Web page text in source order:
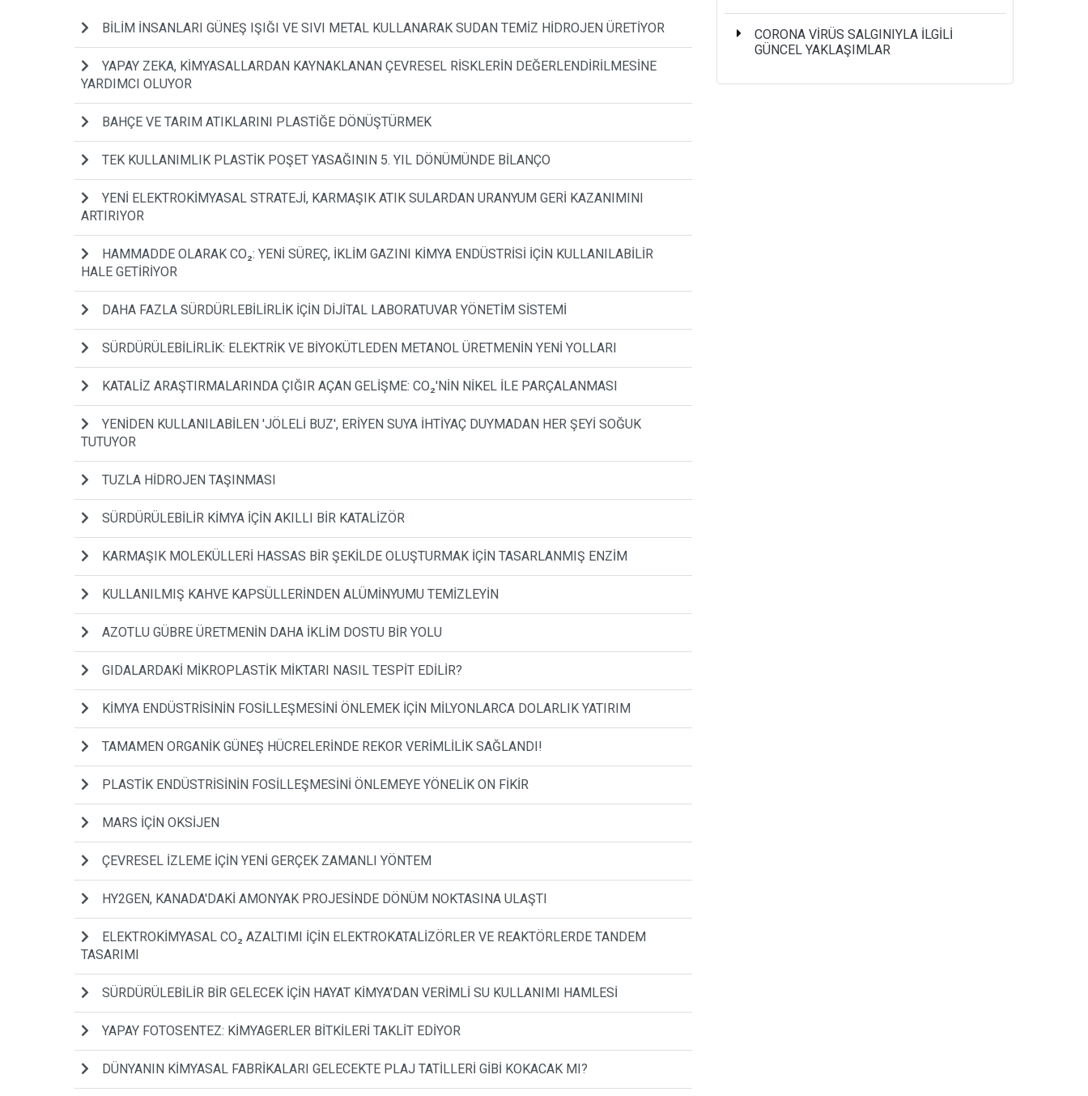
BİLİM İNSANLARI GÜNEŞ IŞIĞI VE SIVI METAL KULLANARAK SUDAN TEMİZ HİDROJEN ÜRETİYOR
YAPAY ZEKA, KİMYASALLARDAN KAYNAKLANAN ÇEVRESEL RİSKLERİN DEĞERLENDİRİLMESİNE
YARDIMCI OLUYOR
BAHÇE VE TARIM ATIKLARINI PLASTİĞE DÖNÜŞTÜRMEK
TEK KULLANIMLIK PLASTİK POŞET YASAĞININ 5. YIL DÖNÜMÜNDE BİLANÇO
YENİ ELEKTROKİMYASAL STRATEJİ, KARMAŞIK ATIK SULARDAN URANYUM GERİ KAZANIMINI
ARTIRIYOR
HAMMADDE OLARAK CO₂: YENİ SÜREÇ, İKLİM GAZINI KİMYA ENDÜSTRİSİ İÇİN KULLANILABİLİR
HALE GETİRİYOR
DAHA FAZLA SÜRDÜRLEBİLİRLİK İÇİN DİJİTAL LABORATUVAR YÖNETİM SİSTEMİ
SÜRDÜRÜLEBİLİRLİK: ELEKTRİK VE BİYOKÜTLEDEN METANOL ÜRETMENİN YENİ YOLLARI
KATALİZ ARAŞTIRMALARINDA ÇIĞIR AÇAN GELİŞME: CO₂'NİN NİKEL İLE PARÇALANMASI
YENİDEN KULLANILABİLEN 'JÖLELİ BUZ', ERİYEN SUYA İHTİYAÇ DUYMADAN HER ŞEYİ SOĞUK
TUTUYOR
TUZLA HİDROJEN TAŞINMASI
SÜRDÜRÜLEBİLİR KİMYA İÇİN AKILLI BİR KATALİZÖR
KARMAŞIK MOLEKÜLLERİ HASSAS BİR ŞEKİLDE OLUŞTURMAK İÇİN TASARLANMIŞ ENZİM
KULLANILMIŞ KAHVE KAPSÜLLERİNDEN ALÜMİNYUMU TEMİZLEYİN
AZOTLU GÜBRE ÜRETMENİN DAHA İKLİM DOSTU BİR YOLU
GIDALARDAKİ MİKROPLASTİK MİKTARI NASIL TESPİT EDİLİR?
KİMYA ENDÜSTRİSİNİN FOSİLLEŞMESİNİ ÖNLEMEK İÇİN MİLYONLARCA DOLARLIK YATIRIM
TAMAMEN ORGANİK GÜNEŞ HÜCRELERİNDE REKOR VERİMLİLİK SAĞLANDI!
PLASTİK ENDÜSTRİSİNİN FOSİLLEŞMESİNİ ÖNLEMEYE YÖNELİK ON FİKİR
MARS İÇİN OKSİJEN
ÇEVRESEL İZLEME İÇİN YENİ GERÇEK ZAMANLI YÖNTEM
HY2GEN, KANADA'DAKİ AMONYAK PROJESİNDE DÖNÜM NOKTASINA ULAŞTI
ELEKTROKİMYASAL CO₂ AZALTIMI İÇİN ELEKTROKATALİZÖRLER VE REAKTÖRLERDE TANDEM
TASARIMI
SÜRDÜRÜLEBİLİR BİR GELECEK İÇİN HAYAT KİMYA’DAN VERİMLİ SU KULLANIMI HAMLESİ
YAPAY FOTOSENTEZ: KİMYAGERLER BİTKİLERİ TAKLİT EDİYOR
DÜNYANIN KİMYASAL FABRİKALARI GELECEKTE PLAJ TATİLLERİ GİBİ KOKACAK MI?
CORONA VİRÜS SALGINIYLA İLGİLİ
GÜNCEL YAKLAŞIMLAR